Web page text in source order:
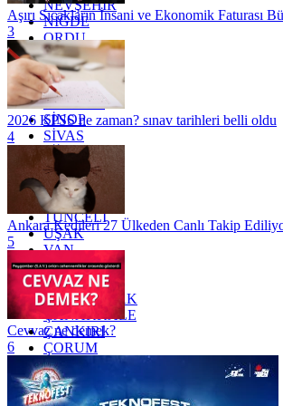
NEVŞEHİR
NİĞDE
ORDU
OSMANİYE
RİZE
SAKARYA
SAMSUN
SİNOP
SİVAS
SİİRT
TEKİRDAĞ
TOKAT
TRABZON
TUNCELİ
UŞAK
VAN
YALOVA
YOZGAT
ZONGULDAK
ÇANAKKALE
ÇANKIRI
ÇORUM
İSTANBUL
İZMİR
ŞANLIURFA
Aşırı Sıcakların İnsani ve Ekonomik Faturası
3
2026 KPSS ne zaman? sınav tarihleri belli oldu
4
Ankara Kedileri 27 Ülkeden Canlı Takip
5
Cevvaz ne demek?
6